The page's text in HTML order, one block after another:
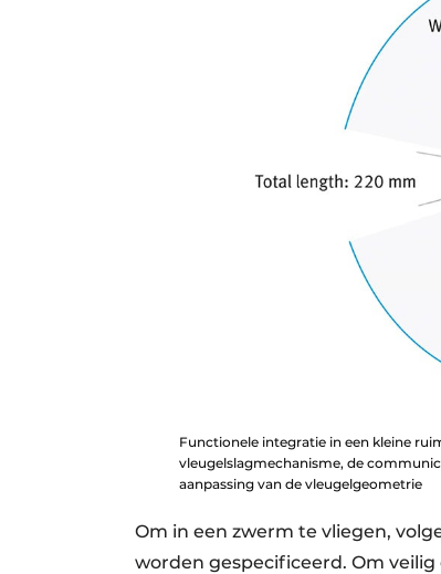
Functionele integratie in een kleine
vleugelslagmechanisme, de
aanpassing van de vleugelgeometrie
Om in een zwerm te vliegen,
worden gespecificeerd. Om